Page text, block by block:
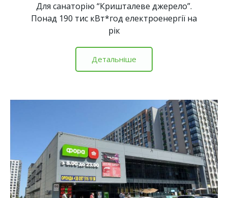
Для санаторію “Кришталеве джерело”.
Понад 190 тис кВт*год електроенергії на
рік
Детальніше